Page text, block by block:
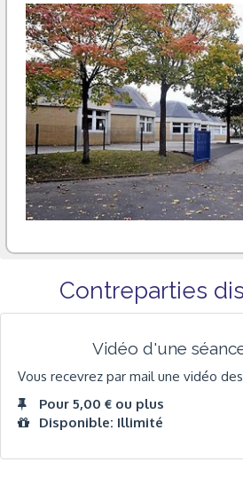
Contreparties
Vidéo d'une
Vous recevrez par mail une vidéo
Pour 5,00 € ou plus
Disponible: Illimité